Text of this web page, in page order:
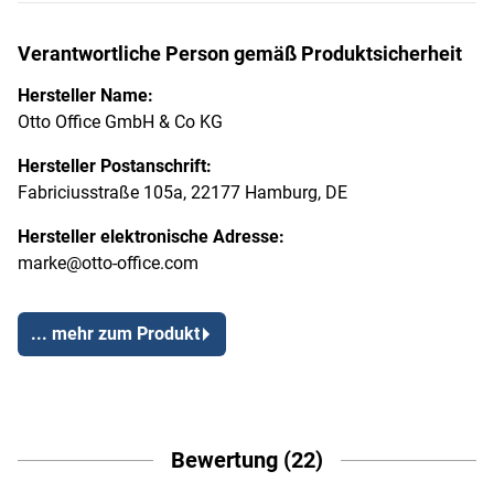
Verantwortliche Person gemäß Produktsicherheit
Hersteller Name:
Otto Office GmbH & Co KG
Hersteller Postanschrift:
Fabriciusstraße 105a, 22177 Hamburg, DE
Hersteller elektronische Adresse:
marke@otto-office.com
... mehr zum Produkt
Bewertung (22)